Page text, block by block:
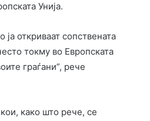
Унија.
откриваат сопствената
токму во Европската
граѓани”, рече
како што рече, се